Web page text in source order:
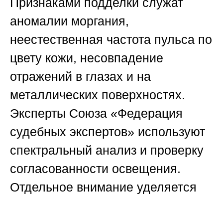
аномалии моргания,
неестественная частота пульса по
цвету кожи, несовпадение
отражений в глазах и на
металлических поверхностях.
Эксперты Союза «Федерация
судебных экспертов» используют
спектральный анализ и проверку
согласованности освещения.
Отдельное внимание уделяется